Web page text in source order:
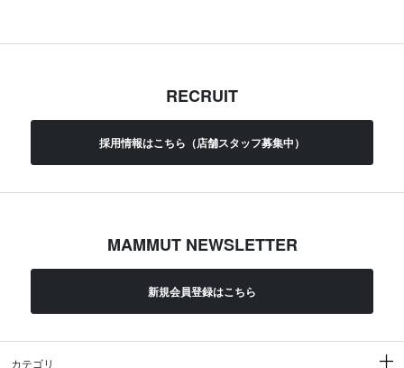
RECRUIT
採用情報はこちら（店舗スタッフ募集中）
MAMMUT NEWSLETTER
新規会員登録はこちら
カテゴリ